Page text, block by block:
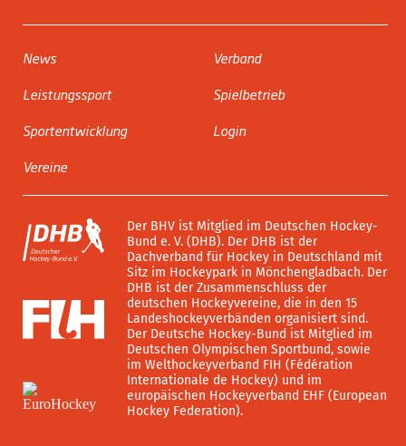
News
Leistungssport
Sportentwicklung
Vereine
Verband
Spielbetrieb
Login
Der BHV ist Mitglied im Deutschen Hockey-
Bund e. V. (DHB). Der DHB ist der
Dachverband für Hockey in Deutschland mit
Sitz im Hockeypark in Mönchengladbach. Der
DHB ist der Zusammenschluss der
deutschen Hockeyvereine, die in den 15
Landeshockeyverbänden organisiert sind.
Der Deutsche Hockey-Bund ist Mitglied im
Deutschen Olympischen Sportbund, sowie
im Welthockeyverband FIH (Fédération
Internationale de Hockey) und im
europäischen Hockeyverband EHF (European
Hockey Federation).